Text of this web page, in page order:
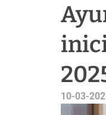
10-03-